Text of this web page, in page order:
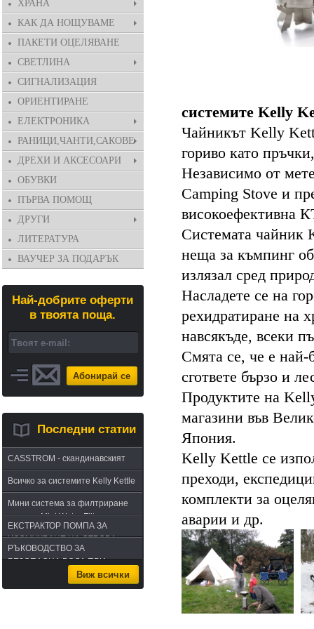
ХРАНА
КАК ДА НОЩУВАМЕ
ПАКЕТИ ОЦЕЛЯВАНЕ
СВЕТЛИНА
СИГНАЛИЗАЦИЯ
ОРИЕНТИРАНЕ
ЕЛЕКТРОНИКА
РАНИЦИ,ЧАНТИ,САКОВЕ
ДРЕХИ И АКСЕСОАРИ
ОБУВКИ
ПЪРВА ПОМОЩ
ДРУГИ
ЛИТЕРАТУРА
ВАУЧЕР ЗА ПОДАРЪК
Най-добрите оферти
в твоята поща.
Абонирай се
Последни статии
CASSTROM - скандинавският
път в оцеляването или
бушкрафт по лапландски
Всичко за системите Kelly Kettle
Мини система за филтриране
на вода Mini Water Filter
ЕКСТРАКТОР ПОМПА ЗА
ИЗСМУКВАНЕ НА ОТРОВА -
комплект за извличане на
РЪКОВОДСТВО ЗА
БЕЗОПАСНА ВОДА ПРИ
Виж всички
системите Kelly
Чайникът Kelly
гориво като
Независимо от
Camping Stove и
Системата чайник
неща за къмпинг
излязал сред
Насладете се на
рехидратиране на
навсякъде, всеки
Смята се, че е най-
сгответе бързо и
Продуктите на
магазини във
Япония.
Kelly Kettle се
преходи,
комплекти за
аварии и др.